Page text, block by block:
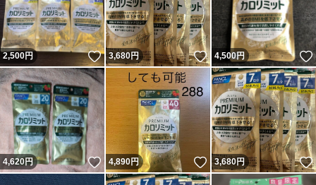
2,500円 いいね！
3,680円 いいね！
4,500円
4,620円 いいね！
4,890円 いいね！
3,680円